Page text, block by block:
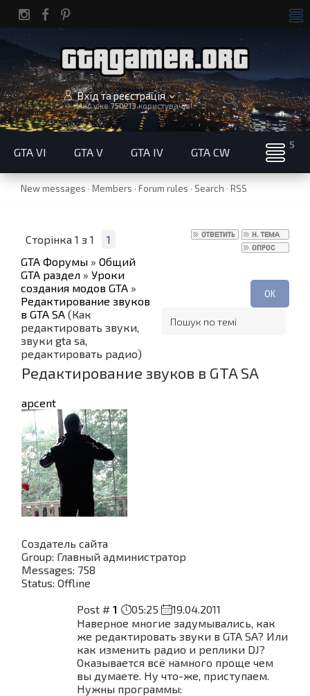
Вхід та реєстрація
Нас уже750213користувачів!
GTA VI GTA V GTA IV GTA CW
New messages · Members · Forum rules · Search · RSS
Сторінка 1 з 1
1
GTA Форумы » Общий
GTA раздел » Уроки
создания модов GTA »
Редактирование звуков
в GTA SA (Как
редактировать звуки,
звуки gta sa,
редактировать радио)
Редактирование звуков в GTA SA
apcent
Создатель сайта
Group: Главный администратор
Messages: 758
Status: Offline
Post # 1 05:25
19.04.2011
Наверное многие задумывались, как
же редактировать звуки в GTA SA? Или
как изменить радио и реплики DJ?
Оказывается всё намного проще чем
вы думаете. Ну что-же, приступаем.
Нужны программы: